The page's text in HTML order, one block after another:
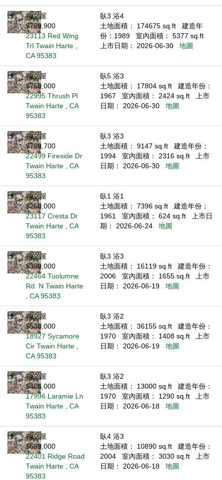
獨立屋
$799,900
23113 Red Wing
Trl Twain Harte ,
CA 95383
臥3 浴4
土地面積： 174675 sq.ft
建造年
份：1989
室內面積： 5377 sq.ft
上市日期： 2026-06-30
地圖
獨立屋
$750,000
22995 Thrush Pl
Twain Harte , CA
95383
臥5 浴3
土地面積： 17804 sq.ft
建造年份：
1967
室內面積： 2424 sq.ft
上市
日期： 2026-06-30
地圖
獨立屋
$799,700
22499 Fireside Dr
Twain Harte , CA
95383
臥3 浴3
土地面積： 9147 sq.ft
建造年份：
1994
室內面積： 2316 sq.ft
上市
日期： 2026-06-30
地圖
獨立屋
$250,000
23117 Cresta Dr
Twain Harte , CA
95383
臥1 浴1
土地面積： 7396 sq.ft
建造年份：
1961
室內面積： 624 sq.ft
上市日
期： 2026-06-24
地圖
獨立屋
$390,000
22464 Tuolumne
Rd. N Twain Harte
, CA 95383
臥3 浴3
土地面積： 16119 sq.ft
建造年份：
2006
室內面積： 1655 sq.ft
上市
日期： 2026-06-19
地圖
獨立屋
$530,000
18927 Sycamore
Cir Twain Harte ,
CA 95383
臥3 浴2
土地面積： 36155 sq.ft
建造年份：
1970
室內面積： 1408 sq.ft
上市
日期： 2026-06-19
地圖
獨立屋
$405,000
17996 Laramie Ln
Twain Harte , CA
95383
臥3 浴2
土地面積： 13000 sq.ft
建造年份：
1970
室內面積： 1290 sq.ft
上市
日期： 2026-06-18
地圖
獨立屋
$699,000
22401 Ridge Road
Twain Harte , CA
95383
臥4 浴3
土地面積： 10890 sq.ft
建造年份：
2004
室內面積： 3030 sq.ft
上市
日期： 2026-06-18
地圖